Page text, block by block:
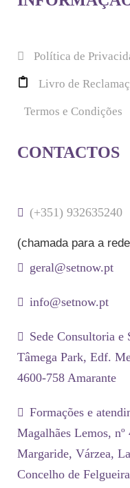
Política de
Livro de
Termos e Condições
CONTACTOS
(+351) 932635240
(chamada para a
geral@setnow.pt
info@setnow.pt
Sede Consultoria e
Tâmega Park, Edf.
4600-758 Amarante
Formações e
Magalhães Lemos,
Margaride, Várzea,
Concelho de